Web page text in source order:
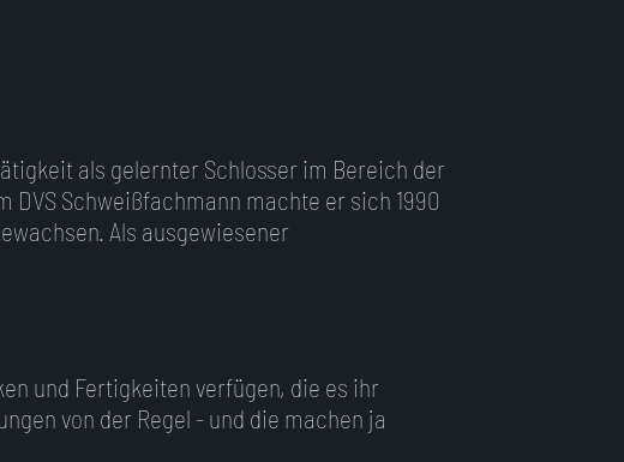
als gelernter Schlosser im Bereich der
DVS Schweißfachmann machte er sich 1990
Als ausgewiesener
und Fertigkeiten verfügen, die es ihr
von der Regel - und die machen ja